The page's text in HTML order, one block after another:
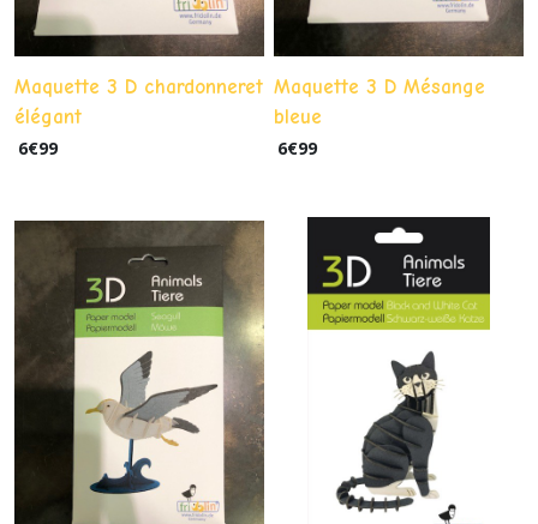
Maquette 3 D chardonneret
élégant
6€99
Maquette 3 D Mésange
bleue
6€99